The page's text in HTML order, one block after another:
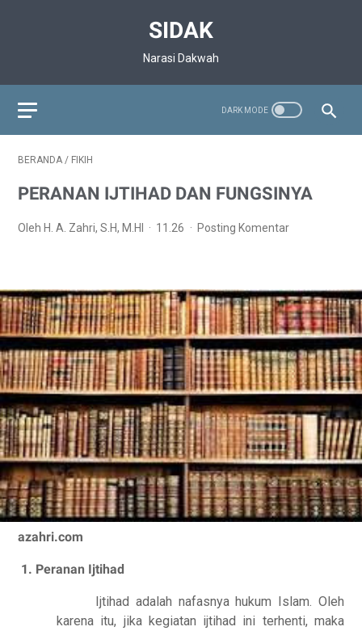
SIDAK
Narasi Dakwah
BERANDA / FIKIH
PERANAN IJTIHAD DAN FUNGSINYA
Oleh H. A. Zahri, S.H, M.HI 11.26 Posting Komentar
azahri.com
1. Peranan Ijtihad
Ijtihad adalah nafasnya hukum Islam. Oleh
karena itu, jika kegiatan ijtihad ini terhenti, maka